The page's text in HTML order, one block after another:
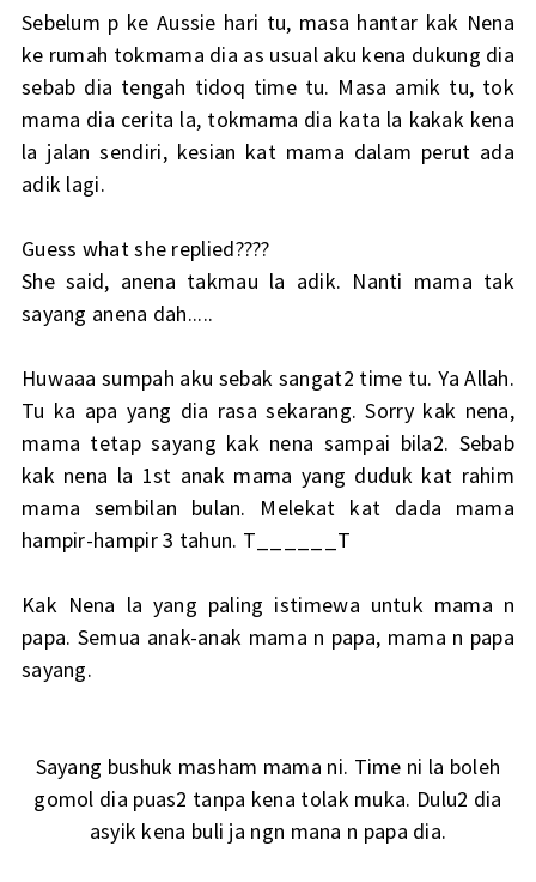
Sebelum p ke Aussie hari tu, masa hantar kak Nena
ke rumah tokmama dia as usual aku kena dukung dia
sebab dia tengah tidoq time tu. Masa amik tu, tok
mama dia cerita la, tokmama dia kata la kakak kena
la jalan sendiri, kesian kat mama dalam perut ada
adik lagi.
Guess what she replied????
She said, anena takmau la adik. Nanti mama tak
sayang anena dah.....
Huwaaa sumpah aku sebak sangat2 time tu. Ya Allah.
Tu ka apa yang dia rasa sekarang. Sorry kak nena,
mama tetap sayang kak nena sampai bila2. Sebab
kak nena la 1st anak mama yang duduk kat rahim
mama sembilan bulan. Melekat kat dada mama
hampir-hampir 3 tahun. T______T
Kak Nena la yang paling istimewa untuk mama n
papa. Semua anak-anak mama n papa, mama n papa
sayang.
Sayang bushuk masham mama ni. Time ni la boleh
gomol dia puas2 tanpa kena tolak muka. Dulu2 dia
asyik kena buli ja ngn mana n papa dia.